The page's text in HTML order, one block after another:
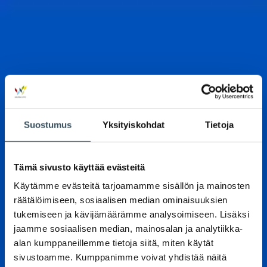
Suostumus Yksityiskohdat Tietoja
Tämä sivusto käyttää evästeitä
Käytämme evästeitä tarjoamamme sisällön ja mainosten
räätälöimiseen, sosiaalisen median ominaisuuksien
tukemiseen ja kävijämäärämme analysoimiseen. Lisäksi
jaamme sosiaalisen median, mainosalan ja analytiikka-
alan kumppaneillemme tietoja siitä, miten käytät
sivustoamme. Kumppanimme voivat yhdistää näitä